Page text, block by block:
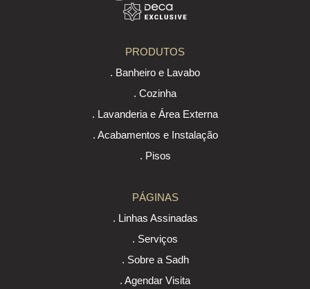
PRODUTOS
. Banheiro e Lavabo
. Cozinha
. Lavanderia e Área Externa
. Acabamentos e Instalação
. Pisos
PÁGINAS
. Linhas Assinadas
. Serviços
. Sobre a Sadh
. Agendar Visita